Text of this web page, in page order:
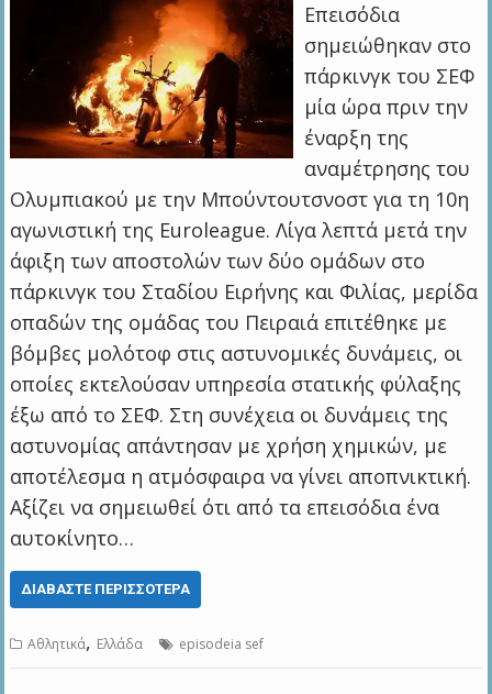
Επεισόδια
σημειώθηκαν στο
πάρκινγκ του ΣΕΦ
μία ώρα πριν την
έναρξη της
αναμέτρησης του
Ολυμπιακού με την Μπούντουτσνοστ για τη 10η
αγωνιστική της Euroleague. Λίγα λεπτά μετά την
άφιξη των αποστολών των δύο ομάδων στο
πάρκινγκ του Σταδίου Ειρήνης και Φιλίας, μερίδα
οπαδών της ομάδας του Πειραιά επιτέθηκε με
βόμβες μολότοφ στις αστυνομικές δυνάμεις, οι
οποίες εκτελούσαν υπηρεσία στατικής φύλαξης
έξω από το ΣΕΦ. Στη συνέχεια οι δυνάμεις της
αστυνομίας απάντησαν με χρήση χημικών, με
αποτέλεσμα η ατμόσφαιρα να γίνει αποπνικτική.
Αξίζει να σημειωθεί ότι από τα επεισόδια ένα
αυτοκίνητο…
ΔΙΑΒΆΣΤΕ ΠΕΡΙΣΣΌΤΕΡΑ
Αθλητικά, Ελλάδα episodeia sef